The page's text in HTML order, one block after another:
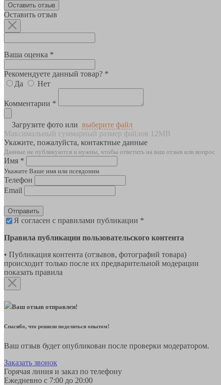
Оставить отзыв
Оставить отзыв
Ваша оценка *
Рекомендуете данный товар? *
Да
Нет
Комментарии *
Загрузите фото или выберите файл
Максимальный суммарный размер файлов 12MB
Укажите, пожалуйста, контактные данные
Данные не публикуются и нужны, чтобы ответить на ваш отзыв или вопрос
Имя *
Укажите Ваше имя или псевдоним
Телефон
Email
Отправить
Я согласен с правилами публикации *
Правила публикации пользовательского контента
• Публикация контента (отзывов, фотографий товара)
происходит только после их предварительной модерации
показать правила
Ваш отзыв отправлен!
Спасибо, что решили поделиться опытом!
Ваш отзыв будет опубликован после проверки модератором.
Заказать звонок
Горячая линия и заказ по телефону
Ежедневно с 7:00 до 20:00